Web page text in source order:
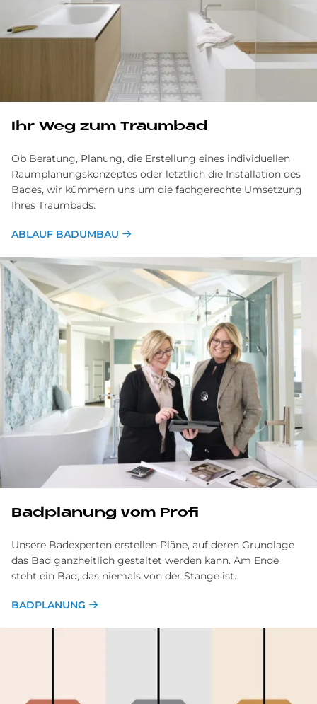
Ihr Weg zum Traumbad
Ob Beratung, Planung, die Erstellung eines individuellen
Raumplanungskonzeptes oder letztlich die Installation des
Bades, wir kümmern uns um die fachgerechte Umsetzung
Ihres Traumbads.
ABLAUF BADUMBAU
Bad­pla­nung vom Pro­fi
Unsere Badexperten erstellen Pläne, auf deren Grundlage
das Bad ganzheitlich gestaltet werden kann. Am Ende
steht ein Bad, das niemals von der Stange ist.
BADPLANUNG